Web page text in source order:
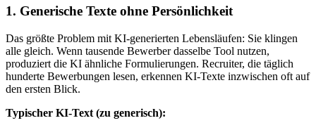
1. Generische Texte ohne Persönlichkeit
Das größte Problem mit KI-generierten Lebensläufen: Sie klingen
alle gleich. Wenn tausende Bewerber dasselbe Tool nutzen,
produziert die KI ähnliche Formulierungen. Recruiter, die täglich
hunderte Bewerbungen lesen, erkennen KI-Texte inzwischen oft auf
den ersten Blick.
Typischer KI-Text (zu generisch):